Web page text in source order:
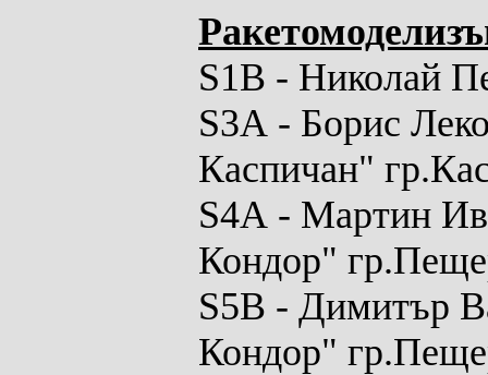
S1В - Николай
S3A - Борис
Каспичан"
S4A - Мартин
Кондор"
S5B - Димитър
Кондор"